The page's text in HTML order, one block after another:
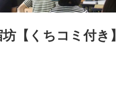
【くちコミ付き】